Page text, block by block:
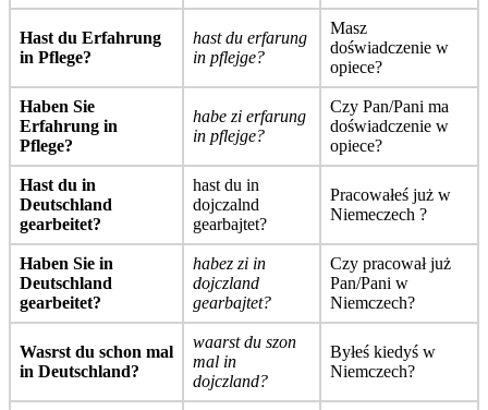
Hast du Erfahrung
in Pflege?
hast du erfarung
in pflejge?
Masz
doświadczenie w
opiece?
Haben Sie
Erfahrung in
Pflege?
habe zi erfarung
in pflejge?
Czy Pan/Pani ma
doświadczenie w
opiece?
Hast du in
Deutschland
gearbeitet?
hast du in
dojczalnd
gearbajtet?
Pracowałeś już w
Niemeczech ?
Haben Sie in
Deutschland
gearbeitet?
habez zi in
dojczland
gearbajtet?
Czy pracował już
Pan/Pani w
Niemczech?
Wasrst du schon mal
in Deutschland?
waarst du szon
mal in
dojczland?
Byłeś kiedyś w
Niemczech?